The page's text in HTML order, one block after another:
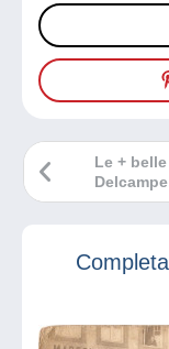
Le +
Delcampe
dicembre